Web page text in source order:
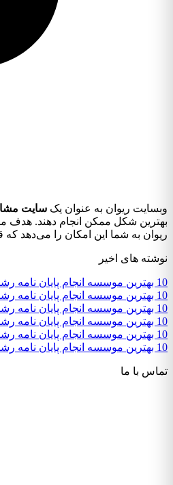
وبسایت ریوان به عنوان یک سایت
بهترین شکل ممکن انجام دهند. هدف
ریوان به شما این امکان را می‌دهد که
نوشته های اخیر
10 بهترین موسسه انجام پایان نامه رشته مدیریت موزه
10 بهترین موسسه انجام پایان نامه رشته مطالعات موزه
10 بهترین موسسه انجام پایان نامه رشته تاریخ هنر ایران اسلامی
10 بهترین موسسه انجام پایان نامه رشته نقاشی ایرانی
10 بهترین موسسه انجام پایان نامه رشته سفال و سرامیک هنر اسلامی
10 بهترین موسسه انجام پایان نامه رشته هنر و صنایع فلزی هنر اسلامی
تماس با ما